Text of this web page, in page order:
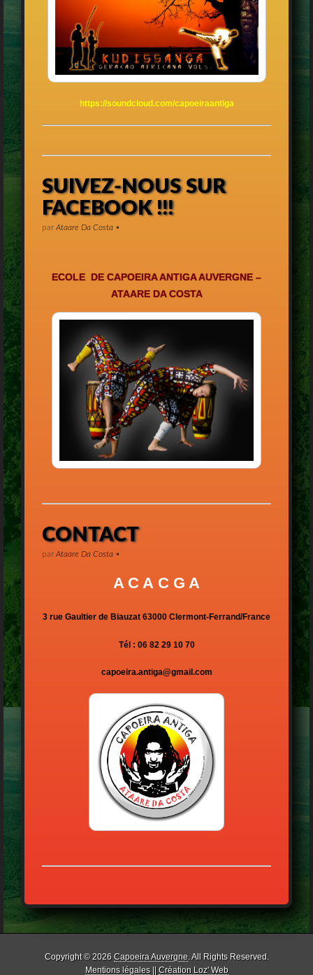
https://soundcloud.com/capoeiraantiga
SUIVEZ-NOUS SUR
FACEBOOK !!!
par Ataare Da Costa •
ECOLE DE CAPOEIRA ANTIGA AUVERGNE –
ATAARE DA COSTA
CONTACT
par Ataare Da Costa •
A C A C G A
3 rue Gaultier de Biauzat 63000 Clermont-Ferrand/France
Tél : 06 82 29 10 70
capoeira.antiga@gmail.com
Copyright © 2026 Capoeira Auvergne. All Rights Reserved.
Mentions légales|| Création Loz' Web